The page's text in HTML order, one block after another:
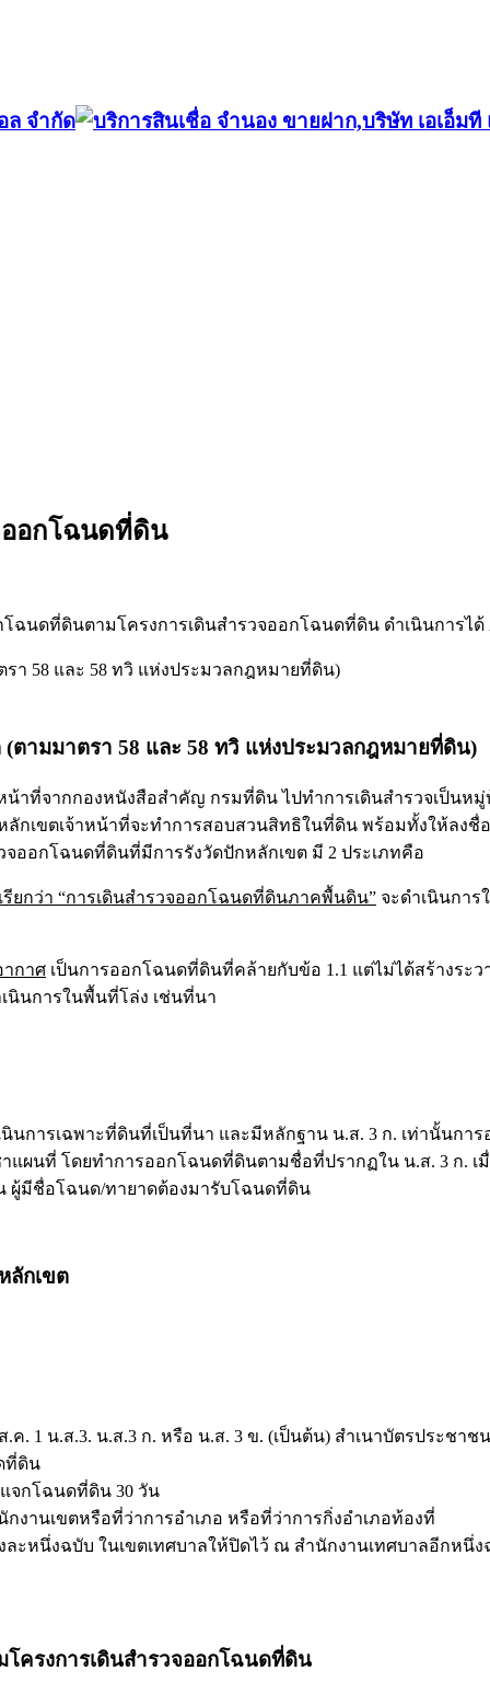
ออกโฉนดที่ดิน
ฉนดที่ดินตามโครงการเดินสำรวจออกโ​ฉนดที่ดิน ดำเนินการได้
า 58 และ 58 ทวิ แห่งประมวลกฎหมายที่ดิน)
ตามมาตรา 58 และ 58 ทวิ แห่งประมวลกฎหมายที่ดิน)
ที่จากกองหนังสือสำคัญ กรมที่ดิน ไปทำการเดินสำรวจเป็นห
เขตเจ้าหน้าที่จะทำการสอบสวนสิทธิในที่ดิน พร้อมทั้งให้ลงชื่
ออกโฉนดที่ดินที่มีการรังวัดปักหลักเขต มี 2 ประเภทคือ
ยกว่า “การเดินสำรวจออกโฉนดที่ดินภาคพื้นดิน” จะดำเนินกา
ากาศ เป็นการออกโฉนดที่ดินที่คล้ายกับข้อ 1.1 แต่ไม่ได้สร้างระ
นินการในพื้นที่โล่ง เช่นที่นา
นการเฉพาะที่ดินที่เป็นที่นา และมีหลักฐาน น.ส. 3 ก. เท่านั้นก
แผนที่ โดยทำการออกโฉนดที่ดินตามชื่อที่ปรากฏใน น.ส. 3 ก.
ผู้มีชื่อโฉนด/ทายาดต้องมารับโฉนดที่ดิน
ลักเขต
. 1 น.ส.3. น.ส.3 ก. หรือ น.ส. 3 ข. (เป็นต้น) สำเนาบัตรประชาช
ที่ดิน
จกโฉนดที่ดิน 30 วัน
านเขตหรือที่ว่าการอำเภอ หรือที่ว่าการกิ่งอำเภอท้องที่
หนึ่งฉบับ ในเขตเทศบาลให้ปิดไว้ ณ สำนักงานเทศบาลอีกหนึ่ง
ครงการเดินสำรวจออกโฉนดที่ดิน